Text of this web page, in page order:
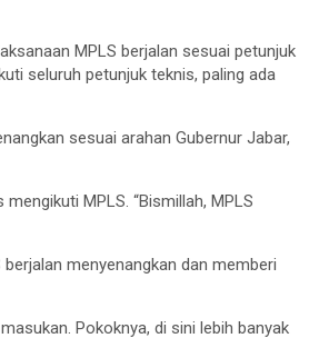
MPLS berjalan sesuai petunjuk
seluruh petunjuk teknis, paling ada
sesuai arahan Gubernur Jabar,
MPLS. “Bismillah, MPLS
menyenangkan dan memberi
Pokoknya, di sini lebih banyak